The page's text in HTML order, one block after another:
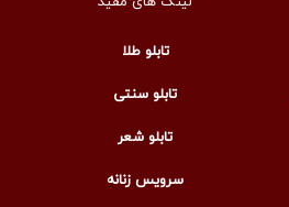
تابلو طلا
تابلو سنتی
تابلو شعر
سرویس زنانه